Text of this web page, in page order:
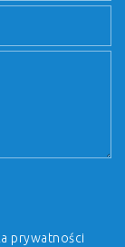
prywatności